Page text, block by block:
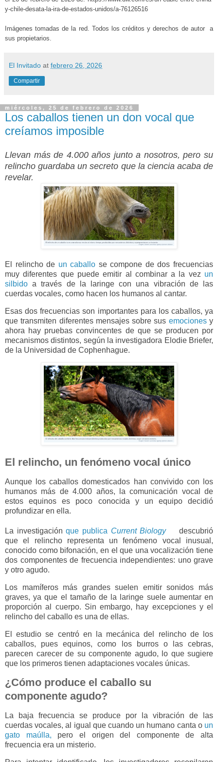
y-chile-desata-la-ira-de-estados-unidos/a-76126516
Imágenes tomadas de la red. Todos los créditos y derechos de autor a
sus propietarios.
El Invitado at febrero 26, 2026
Compartir
miércoles, 25 de febrero de 2026
Los caballos tienen un don vocal que
creíamos imposible
Llevan más de 4.000 años junto a nosotros, pero su
relincho guardaba un secreto que la ciencia acaba de
revelar.
El relincho de un caballo se compone de dos frecuencias
muy diferentes que puede emitir al combinar a la vez un
silbido a través de la laringe con una vibración de las
cuerdas vocales, como hacen los humanos al cantar.
Esas dos frecuencias son importantes para los caballos, ya
que transmiten diferentes mensajes sobre sus emocionesy
ahora hay pruebas convincentes de que se producen por
mecanismos distintos, según la investigadora Elodie Briefer,
de la Universidad de Cophenhague.
El relincho, un fenómeno vocal único
Aunque los caballos domesticados han convivido con los
humanos más de 4.000 años, la comunicación vocal de
estos equinos es poco conocida y un equipo decidió
profundizar en ella.
La investigaciónque publica Current Biology
descubrió
que el relincho representa un fenómeno vocal inusual,
conocido como bifonación, en el que una vocalización tiene
dos componentes de frecuencia independientes: uno grave
y otro agudo.
Los mamíferos más grandes suelen emitir sonidos más
graves, ya que el tamaño de la laringe suele aumentar en
proporción al cuerpo. Sin embargo, hay excepciones y el
relincho del caballo es una de ellas.
El estudio se centró en la mecánica del relincho de los
caballos, pues equinos, como los burros o las cebras,
parecen carecer de su componente agudo, lo que sugiere
que los primeros tienen adaptaciones vocales únicas.
¿Cómo produce el caballo su
componente agudo?
La baja frecuencia se produce por la vibración de las
cuerdas vocales, al igual que cuando un humano canta o un
gato maúlla, pero el origen del componente de alta
frecuencia era un misterio.